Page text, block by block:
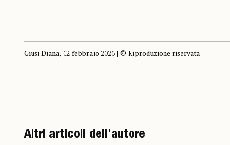
Giusi Diana, 02 febbraio 2026 | © Riproduzione riservata
Altri articoli dell'autore